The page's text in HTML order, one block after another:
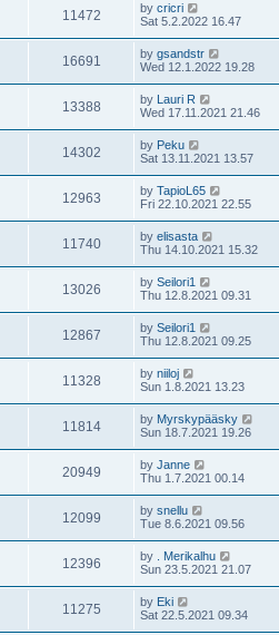
11472 by cricri
Sat 5.2.2022 16.47
16691 by gsandstr
Wed 12.1.2022 19.28
13388 by Lauri R
Wed 17.11.2021 21.46
14302 by Peku
Sat 13.11.2021 13.57
12963 by TapioL65
Fri 22.10.2021 22.55
11740 by elisasta
Thu 14.10.2021 15.32
13026 by Seilori1
Thu 12.8.2021 09.31
12867 by Seilori1
Thu 12.8.2021 09.25
11328 by niiloj
Sun 1.8.2021 13.23
11814 by Myrskypääsky
Sun 18.7.2021 19.26
20949 by Janne
Thu 1.7.2021 00.14
12099 by snellu
Tue 8.6.2021 09.56
12396 by
. Merikalhu
Sun 23.5.2021 21.07
11275 by Eki
Sat 22.5.2021 09.34